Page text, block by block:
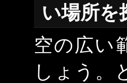
い場所を
空の広い
しょう。